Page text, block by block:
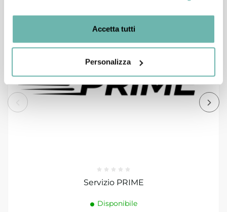
Accetta tutti
Personalizza
Servizio PRIME
Disponibile